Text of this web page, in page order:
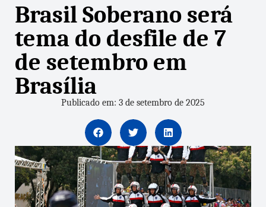
Brasil Soberano será
tema do desfile de 7
de setembro em
Brasília
Publicado em: 3 de setembro de 2025